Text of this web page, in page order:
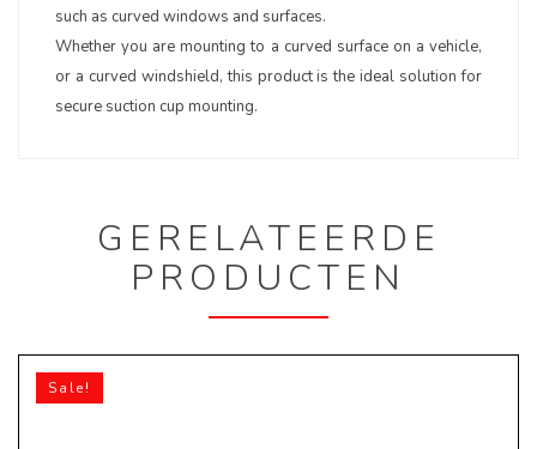
such as curved windows and surfaces.
Whether you are mounting to a curved surface on a vehicle,
or a curved windshield, this product is the ideal solution for
secure suction cup mounting.
GERELATEERDE
PRODUCTEN
Sale!